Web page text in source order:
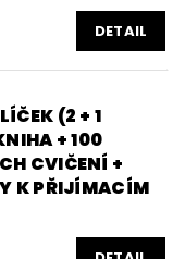
DETAIL
(2 + 1
+ 100
CVIČENÍ +
K PŘIJÍMACÍM